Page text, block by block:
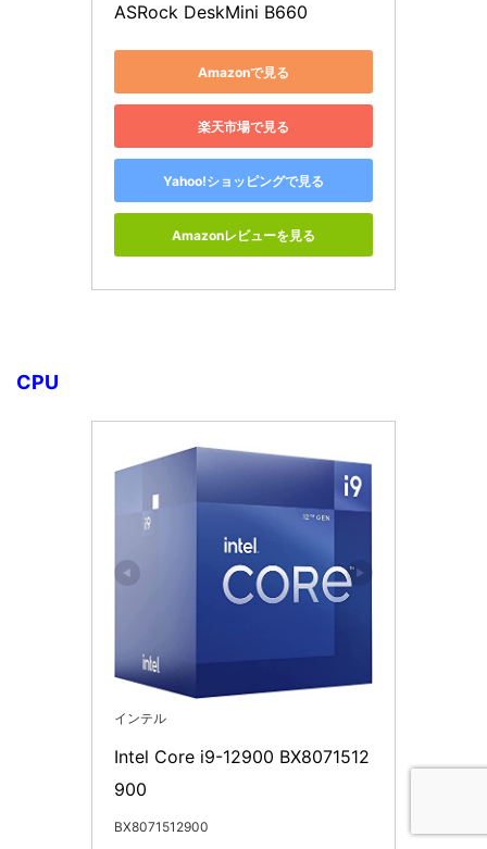
ASRock DeskMini B660
Amazonで見る
楽天市場で見る
Yahoo!ショッピングで見る
Amazonレビューを見る
CPU
インテル
Intel Core i9-12900 BX8071512
900
BX8071512900